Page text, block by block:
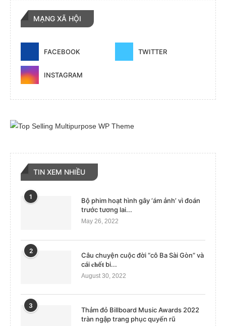
MẠNG XÃ HỘI
FACEBOOK TWITTER
INSTAGRAM
TIN XEM NHIỀU
1
Bộ phim hoạt hình gây ‘ám ảnh’ vì đoán
trước tương lai...
May 26, 2022
2
Câu chuyện cuộc đời “cô Ba Sài Gòn” và
cái 𝐜𝐡ế𝐭 bi...
August 30, 2022
3
Thảm đỏ Billboard Music Awards 2022
tràn ngập trang phục quyến rũ